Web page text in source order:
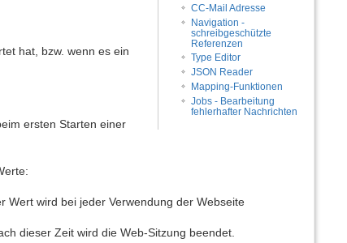
CC-Mail Adresse
Navigation -
schreibgeschützte
Referenzen
Type Editor
JSON Reader
Mapping-Funktionen
Jobs - Bearbeitung
fehlerhafter Nachrichten
hat, bzw. wenn es ein
ersten Starten einer
Wert wird bei jeder Verwendung der Webseite
dieser Zeit wird die Web-Sitzung beendet.